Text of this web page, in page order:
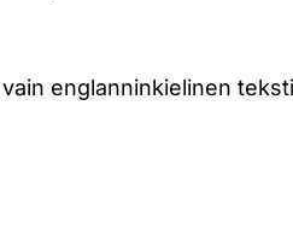
englanninkielinen